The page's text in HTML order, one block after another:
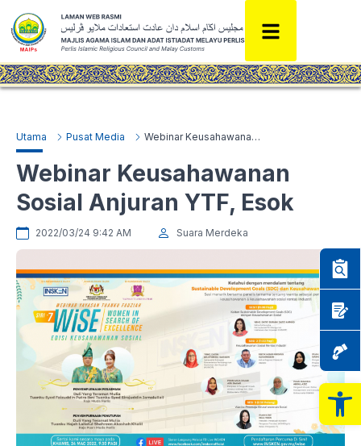
Utama Pusat Media Webinar Keusahawanan Sosial Anjuran YTF, Esok
Webinar Keusahawanan
Sosial Anjuran YTF, Esok
2022/03/24 9:42 AM Suara Merdeka